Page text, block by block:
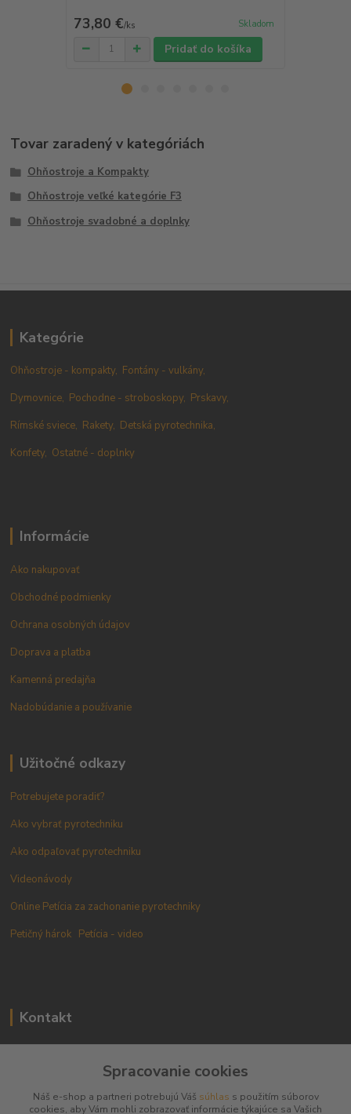
73,80 €/ks Skladom
Pridať do košíka
Tovar zaradený v kategóriách
Ohňostroje a Kompakty
Ohňostroje veľké kategórie F3
Ohňostroje svadobné a doplnky
Kategórie
Ohňostroje - kompakty, Fontány - vulkány,
Dymovnice, Pochodne - stroboskopy, Prskavy,
Rímské sviece, Rakety, Detská pyrotechnika,
Konfety, Ostatné - doplnky
Informácie
Ako nakupovať
Obchodné podmienky
Ochrana osobných údajov
Doprava a platba
Kamenná predajňa
Nadobúdanie a používanie
Užitočné odkazy
Potrebujete poradiť?
Ako vybrať pyrotechniku
Ako odpaľovať pyrotechniku
Videonávody
Online Petícia za zachonanie pyrotechniky
Petičný hárok Petícia - video
Kontakt
info@pyromarket.sk
Spracovanie cookies
Náš e-shop a partneri potrebujú Váš súhlas s použitím súborov
cookies, aby Vám mohli zobrazovať informácie týkajúce sa Vašich